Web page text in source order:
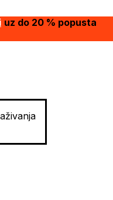
uz do 20 % popusta